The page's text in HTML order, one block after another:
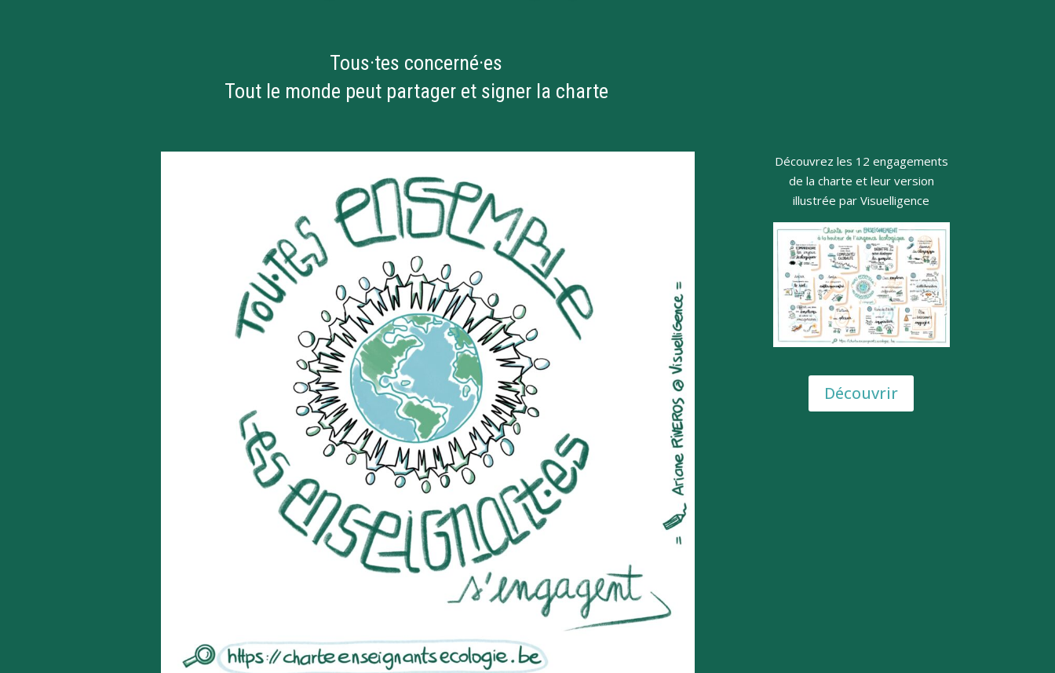
Tous·tes concerné·es
Tout le monde peut partager et signer la charte
Découvrez les 12 engagements
de la charte et leur version
illustrée par Visuelligence
Découvrir